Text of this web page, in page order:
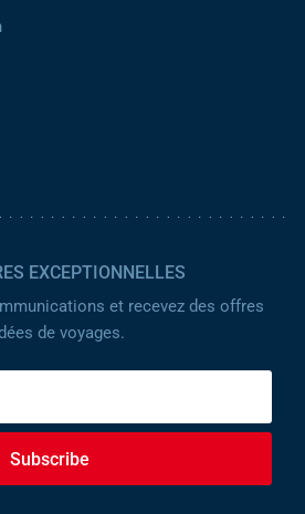
EXCEPTIONNELLES
et recevez des offres
de voyages.
Subscribe